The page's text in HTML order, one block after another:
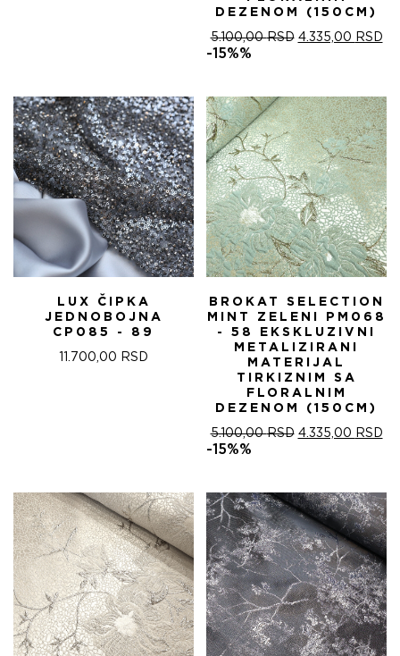
DEZENOM (150CM)
5.100,00RSD ОРИГИНАЛНА
5.100,00 RSD.
4.335,00 RSD
-15%%
LUX ČIPKA
JEDNOBOJNA
CP085 - 89
11.700,00 RSD
BROKAT SELECTION
MINT ZELENI PM068
- 58 EKSKLUZIVNI
METALIZIRANI
MATERIJAL
TIRKIZNIM SA
FLORALNIM
DEZENOM (150CM)
5.100,00RSD ОРИГИНАЛНА
5.100,00 RSD.
4.335,00 RSD
-15%%